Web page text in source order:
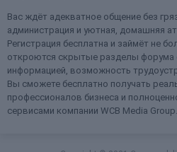
Вас ждёт адекватное общение без
администрация и уютная, домашняя
Регистрация бесплатна и займёт не
откроются скрытые разделы форума
информацией, возможность
Вы сможете бесплатно получать
профессионалов бизнеса и
сервисами компании WCB Media Group.